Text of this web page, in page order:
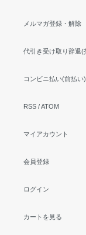
メルマガ登録・解除
代引き受け取り辞退(
コンビニ払い(前払
RSS /ATOM
マイアカウント
会員登録
ログイン
カートを見る